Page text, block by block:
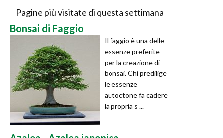
Pagine più visitate di questa settimana
Bonsai di Faggio
Il faggio è una delle
essenze preferite
per la creazione di
bonsai. Chi predilige
le essenze
autoctone fa cadere
la propria s ...